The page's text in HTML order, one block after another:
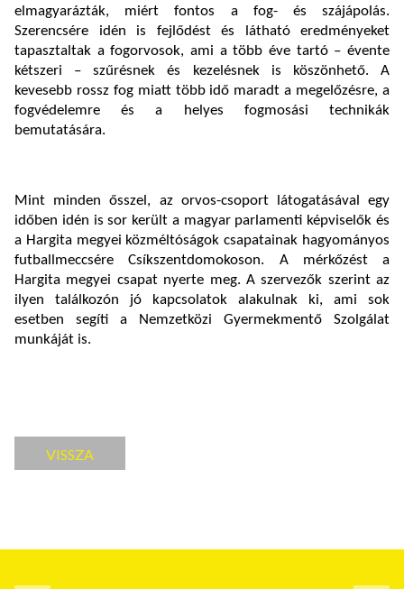
elmagyarázták, miért fontos a fog- és szájápolás.
Szerencsére idén is fejlődést és látható eredményeket
tapasztaltak a fogorvosok, ami a több éve tartó – évente
kétszeri – szűrésnek és kezelésnek is köszönhető. A
kevesebb rossz fog miatt több idő maradt a megelőzésre, a
fogvédelemre és a helyes fogmosási technikák
bemutatására.
Mint minden ősszel, az orvos-csoport látogatásával egy
időben idén is sor került a magyar parlamenti képviselők és
a Hargita megyei közméltóságok csapatainak hagyományos
futballmeccsére Csíkszentdomokoson. A mérkőzést a
Hargita megyei csapat nyerte meg. A szervezők szerint az
ilyen találkozón jó kapcsolatok alakulnak ki, ami sok
esetben segíti a Nemzetközi Gyermekmentő Szolgálat
munkáját is.
VISSZA